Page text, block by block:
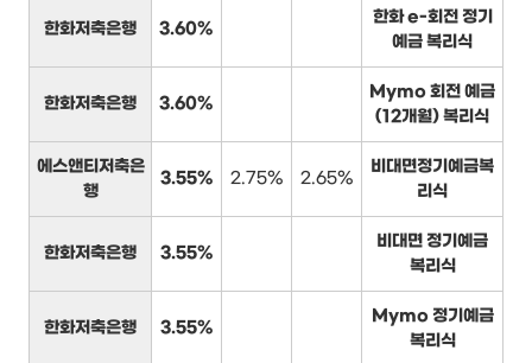
한화저축은행 3.60%
한화 e-회전 정기
예금 복리식
한화저축은행 3.60%
Mymo 회전 예금
(12개월) 복리식
에스앤티저축은
행
3.55% 2.75% 2.65%
비대면정기예금복
리식
한화저축은행 3.55%
비대면 정기예금
복리식
한화저축은행 3.55%
Mymo 정기예금
복리식